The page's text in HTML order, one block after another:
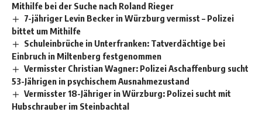
Mithilfe bei der Suche nach Roland Rieger
7-jähriger Levin Becker in Würzburg vermisst – Polizei
bittet um Mithilfe
Schuleinbrüche in Unterfranken: Tatverdächtige bei
Einbruch in Miltenberg festgenommen
Vermisster Christian Wagner: Polizei Aschaffenburg sucht
53-Jährigen in psychischem Ausnahmezustand
Vermisster 18-Jähriger in Würzburg: Polizei sucht mit
Hubschrauber im Steinbachtal